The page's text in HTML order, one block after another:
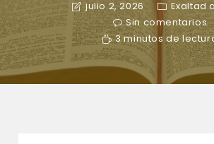
julio 2, 2026
Exaltad
Sin comentarios
3 minutos de